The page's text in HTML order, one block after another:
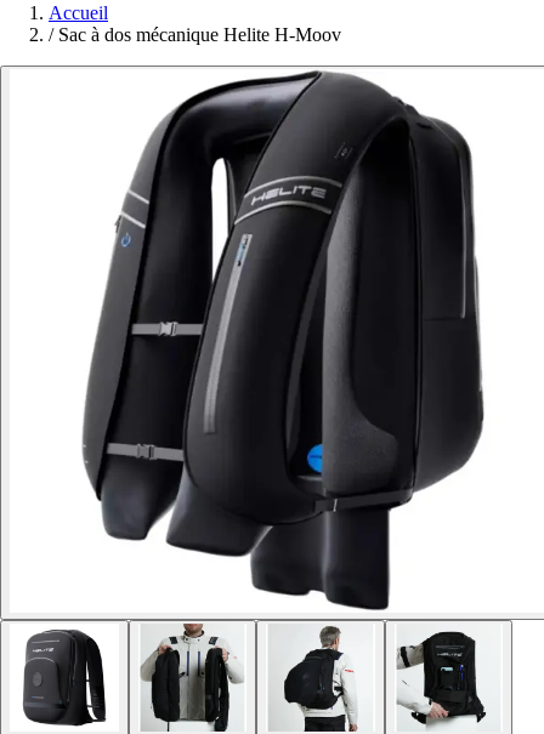
Accueil
/ Sac à dos mécanique Helite H-Moov